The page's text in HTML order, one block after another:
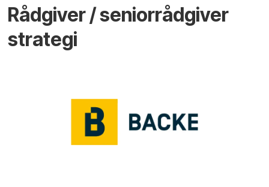
Rådgiver / seniorrådgiver
strategi